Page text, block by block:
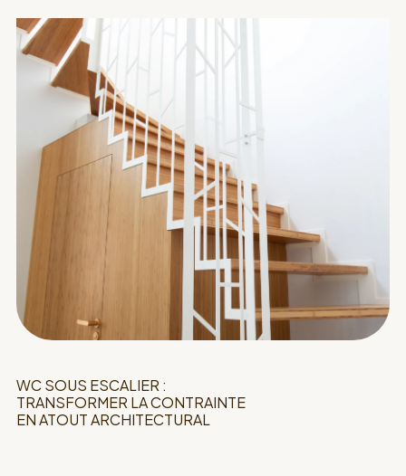
WC SOUS ESCALIER :
TRANSFORMER LA CONTRAINTE
EN ATOUT ARCHITECTURAL